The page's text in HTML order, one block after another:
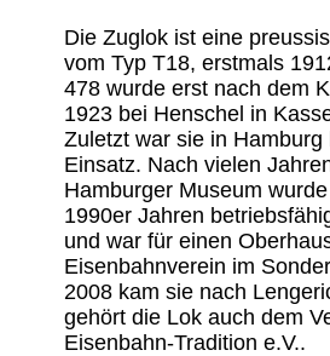
Die Zuglok ist eine
vom Typ T18, erstmals
478 wurde erst nach dem
1923 bei Henschel in
Zuletzt war sie in Hamburg
Einsatz. Nach vielen
Hamburger Museum
1990er Jahren
und war für einen
Eisenbahnverein im
2008 kam sie nach
gehört die Lok auch dem
Eisenbahn-Tradition e.V..